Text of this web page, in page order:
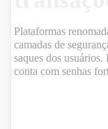
Plataformas
camadas de
saques dos
conta com senhas